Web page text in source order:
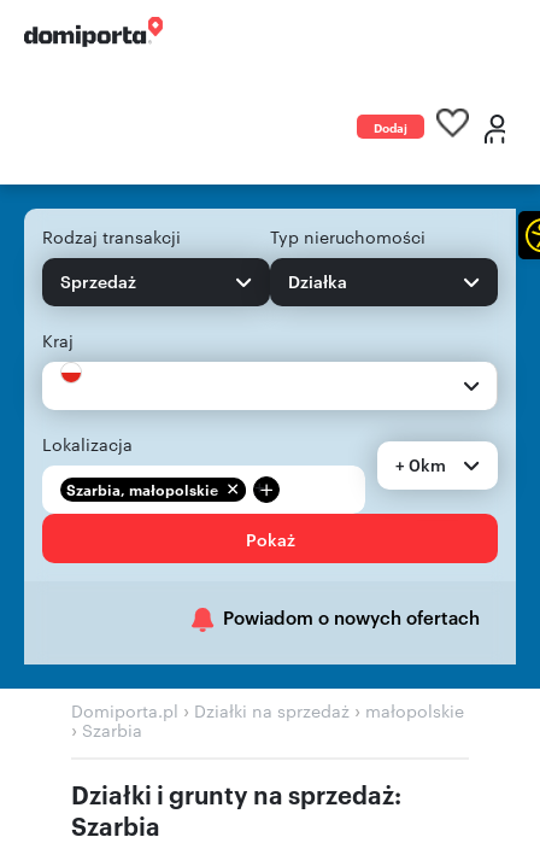
Dodaj
Rodzaj transakcji
Sprzedaż
Typ nieruchomości
Działka
Kraj
Lokalizacja
Szarbia, małopolskie +
+ 0km
Pokaż
Powiadom o nowych ofertach
Domiporta.pl › Działki na sprzedaż › małopolskie
› Szarbia
Działki i grunty na sprzedaż:
Szarbia